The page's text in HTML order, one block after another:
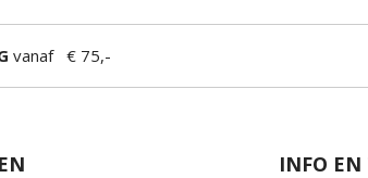
vanaf € 75,-
INFO EN